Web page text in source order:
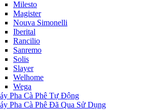
Milesto
Magister
Nouva Simonelli
Iberital
Rancilio
Sanremo
Solis
Slayer
Welhome
Wega
Pha Cà Phê Tự Động
Pha Cà Phê Đã Qua Sử Dụng